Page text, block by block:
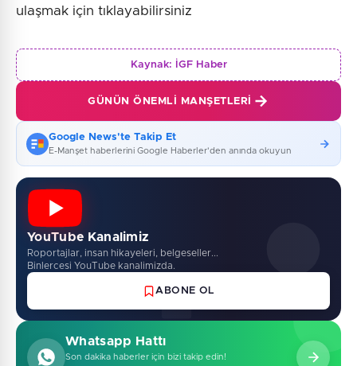
ulaşmak için tıklayabilirsiniz
Kaynak: İGF Haber
GÜNÜN ÖNEMLI MANŞETLERI
Google News'te Takip Et
E-Manşet haberlerini Google Haberler'den anında okuyun
YouTube Kanalimiz
Roportajlar, insan hikayeleri, belgeseller...
Binlercesi YouTube kanalimizda.
ABONE OL
Whatsapp Hattı
Son dakika haberler için bizi takip edin!